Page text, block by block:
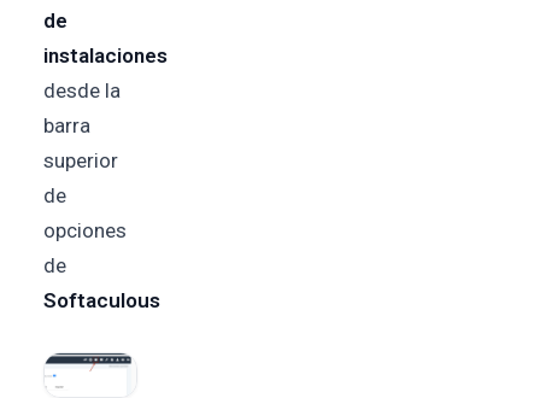
de
instalaciones
desde la
barra
superior
de
opciones
de
Softaculous